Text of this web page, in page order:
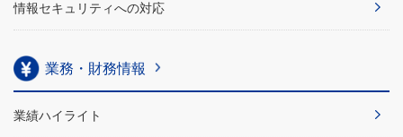
情報セキュリティへの対応
業務・財務情報
業績ハイライト